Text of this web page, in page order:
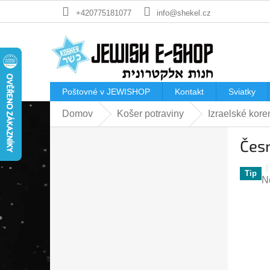
+420775181077 info@shekel.cz
Poštovné v JEWISHOP Kontakt Sviatky
Domov Košer potraviny Izraelské
Tip